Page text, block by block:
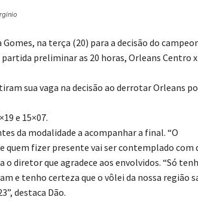
na terça (20) para a decisão do
preliminar as 20 horas, Orleans Centro x
sua vaga na decisão ao derrotar Orleans
e 15×07.
da modalidade a acompanhar a final. “O
fizer presente vai ser contemplado com
diretor que agradece aos envolvidos. “Só
e tenho certeza que o vôlei da nossa região
destaca Dão.